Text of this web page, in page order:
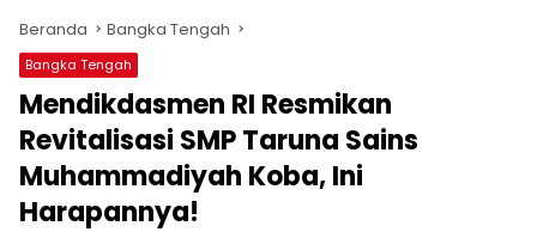
Beranda Bangka Tengah
Bangka Tengah
‎Mendikdasmen RI Resmikan
Revitalisasi SMP Taruna Sains
Muhammadiyah Koba, Ini
Harapannya!